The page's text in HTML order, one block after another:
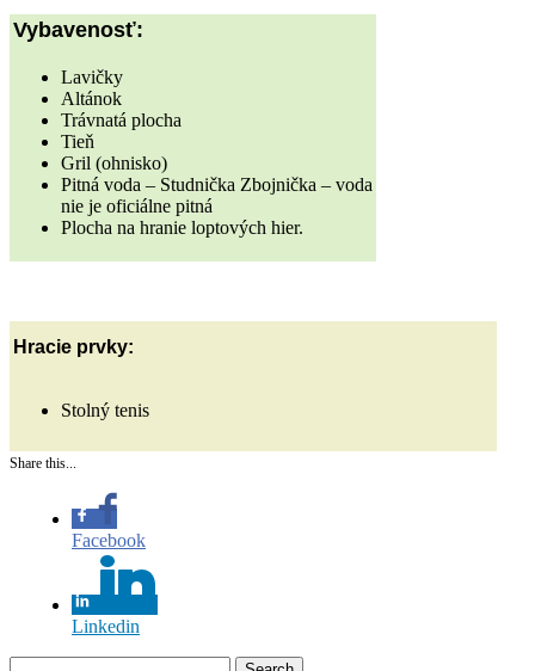
Vybavenosť:
Lavičky
Altánok
Trávnatá plocha
Tieň
Gril (ohnisko)
Pitná voda – Studnička Zbojnička – voda
nie je oficiálne pitná
Plocha na hranie loptových hier.
Hracie prvky:
Stolný tenis
Share this...
Facebook
Linkedin